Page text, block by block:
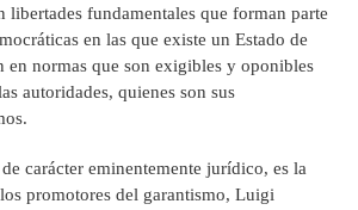
libertades fundamentales que forman parte
en las que existe un Estado de
en normas que son exigibles y oponibles
autoridades, quienes son sus
carácter eminentemente jurídico, es la
promotores del garantismo, Luigi